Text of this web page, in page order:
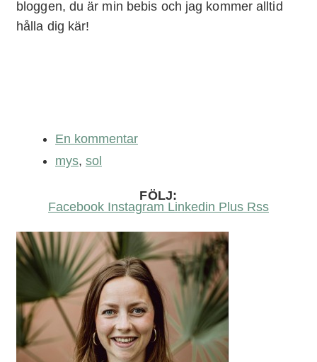
bloggen, du är min bebis och jag kommer alltid
hålla dig kär!
En kommentar
mys, sol
FÖLJ:
Facebook Instagram Linkedin Plus Rss